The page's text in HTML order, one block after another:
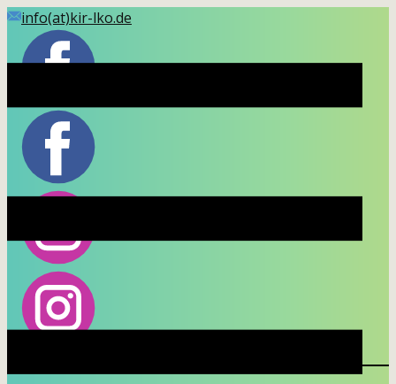
Skip
content
info(at)kir-lko.de